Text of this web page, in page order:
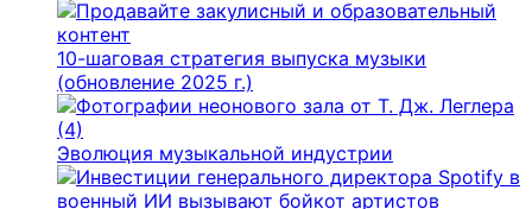
10-шаговая стратегия выпуска музыки
(обновление 2025 г.)
Эволюция музыкальной индустрии